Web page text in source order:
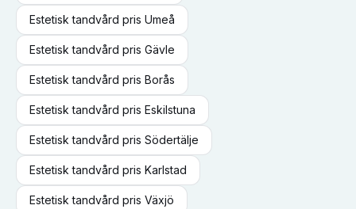
Estetisk tandvård pris Umeå
Estetisk tandvård pris Gävle
Estetisk tandvård pris Borås
Estetisk tandvård pris Eskilstuna
Estetisk tandvård pris Södertälje
Estetisk tandvård pris Karlstad
Estetisk tandvård pris Växjö